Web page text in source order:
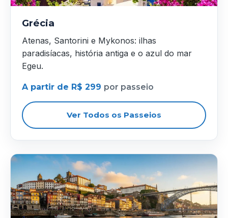
Grécia
Atenas, Santorini e Mykonos: ilhas
paradisíacas, história antiga e o azul do mar
Egeu.
A partir de R$ 299 por passeio
Ver Todos os Passeios